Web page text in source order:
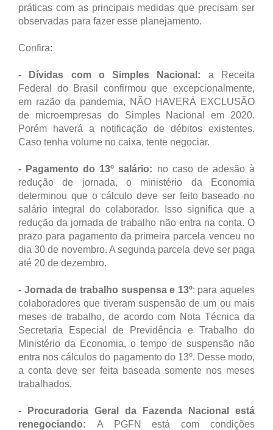
práticas com as principais medidas que precisam ser
observadas para fazer esse planejamento.
Confira:
- Dívidas com o Simples Nacional: a Receita
Federal do Brasil confirmou que excepcionalmente,
em razão da pandemia, NÃO HAVERÁ EXCLUSÃO
de microempresas do Simples Nacional em 2020.
Porém haverá a notificação de débitos existentes.
Caso tenha volume no caixa, tente negociar.
- Pagamento do 13º salário: no caso de adesão à
redução de jornada, o ministério da Economia
determinou que o cálculo deve ser feito baseado no
salário integral do colaborador. Isso significa que a
redução da jornada de trabalho não entra na conta. O
prazo para pagamento da primeira parcela venceu no
dia 30 de novembro. A segunda parcela deve ser paga
até 20 de dezembro.
- Jornada de trabalho suspensa e 13º: para aqueles
colaboradores que tiveram suspensão de um ou mais
meses de trabalho, de acordo com Nota Técnica da
Secretaria Especial de Previdência e Trabalho do
Ministério da Economia, o tempo de suspensão não
entra nos cálculos do pagamento do 13º. Desse modo,
a conta deve ser feita baseada somente nos meses
trabalhados.
- Procuradoria Geral da Fazenda Nacional está
renegociando: A PGFN está com condições